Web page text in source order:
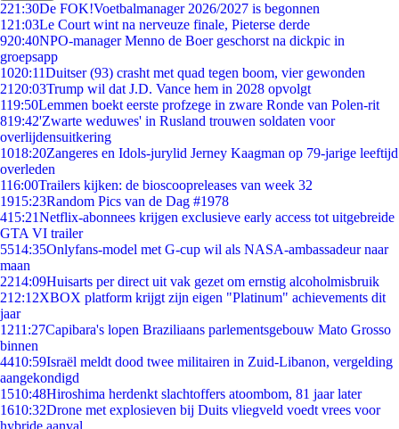
221:30De FOK!Voetbalmanager 2026/2027 is begonnen
1 21:03Le Court wint na nerveuze finale, Pieterse derde
920:40NPO-manager Menno de Boer geschorst na dickpic in
groepsapp
1020:11Duitser (93) crasht met quad tegen boom, vier gewonden
21 20:03Trump wil dat J.D. Vance hem in 2028 opvolgt
119:50Lemmen boekt eerste profzege in zware Ronde van Polen-rit
819:42'Zwarte weduwes' in Rusland trouwen soldaten voor
overlijdensuitkering
1018:20Zangeres en Idols-jurylid Jerney Kaagman op 79-jarige leeftijd
overleden
116:00Trailers kijken: de bioscoopreleases van week 32
1915:23Random Pics van de Dag #1978
415:21Netflix-abonnees krijgen exclusieve early access tot uitgebreide
GTA VI trailer
5514:35Onlyfans-model met G-cup wil als NASA-ambassadeur naar
maan
2214:09Huisarts per direct uit vak gezet om ernstig alcoholmisbruik
212:12XBOX platform krijgt zijn eigen "Platinum" achievements dit
jaar
1211:27Capibara's lopen Braziliaans parlementsgebouw Mato Grosso
binnen
4410:59Israël meldt dood twee militairen in Zuid-Libanon, vergelding
aangekondigd
1510:48Hiroshima herdenkt slachtoffers atoombom, 81 jaar later
1610:32Drone met explosieven bij Duits vliegveld voedt vrees voor
hybride aanval